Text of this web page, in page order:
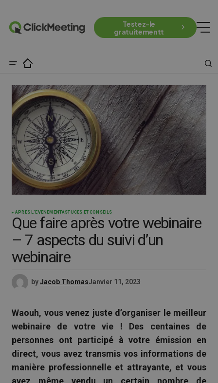
Testez-le
gratuitementt
APRÈS L'ÉVÉNEMENTASTUCES ET CONSEILS
Que faire après votre webinaire
– 7 aspects du suivi d’un
webinaire
byJacob ThomasJanvier 11, 2023
Waouh, vous venez juste d’organiser le meilleur
webinaire de votre vie ! Des centaines de
personnes ont participé à votre émission en
direct, vous avez transmis vos informations de
manière professionnelle et attrayante, et vous
avez même vendu un certain nombre de